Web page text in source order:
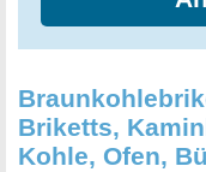
Briketts,
Kohle, Ofen,